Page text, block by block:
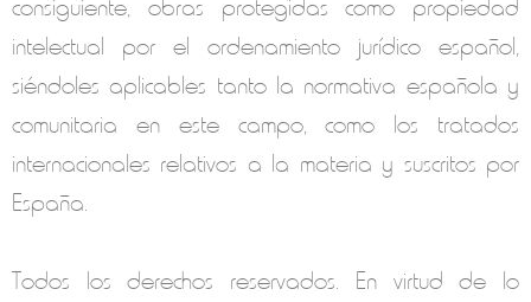
consiguiente, obras protegidas como propiedad
intelectual por el ordenamiento jurídico español,
siéndoles aplicables tanto la normativa española y
comunitaria en este campo, como los tratados
internacionales relativos a la materia y suscritos por
España.
Todos los derechos reservados. En virtud de lo